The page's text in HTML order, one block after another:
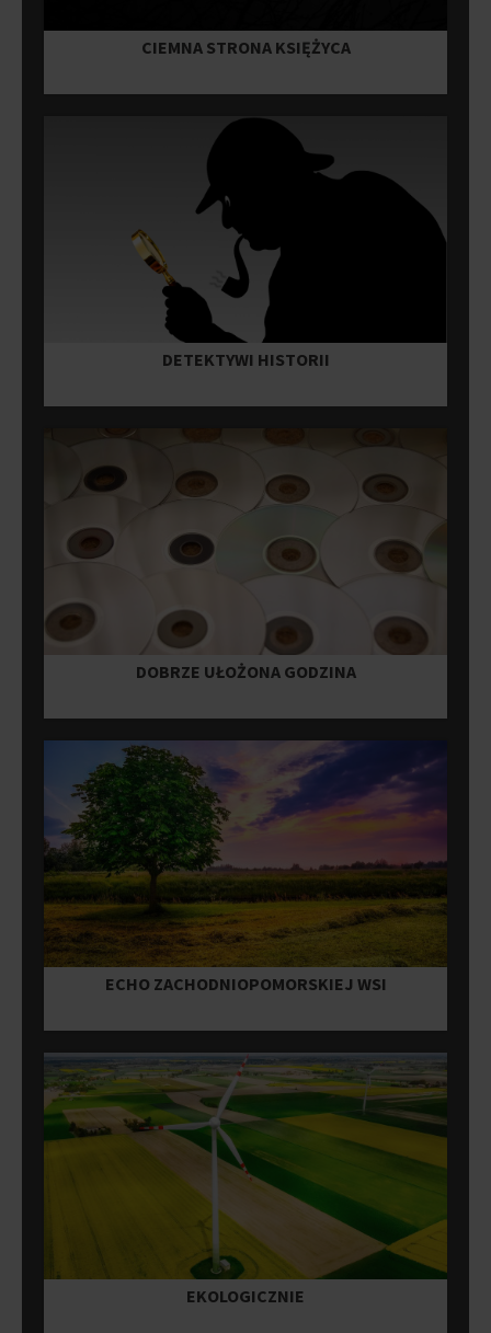
CIEMNA STRONA KSIĘŻYCA
DETEKTYWI HISTORII
DOBRZE UŁOŻONA GODZINA
ECHO ZACHODNIOPOMORSKIEJ WSI
EKOLOGICZNIE